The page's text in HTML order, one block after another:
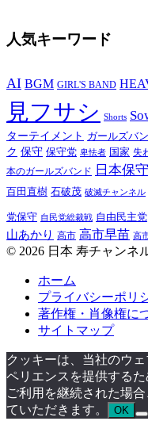
人気キーワード
AI BGM GIRL'S BAND
見フサシ Shorts
ターテイメント ガールズバ
ク 保守 保守党 卑怯者 国家 失
本のガールズバンド
日本保
百田直樹 石破茂 破滅チャンネル
党保守 自民党総裁戦 自由民主党
山あかり 高市 高市早苗 高
© 2026 日本 寿チャンネ
ホーム
プライバシーポリ
著作権・肖像権に
サイトマップ
クッキーは、当社のウ
ペリエンスを提供する
ご利用を継続された場
ていただきます。
OK